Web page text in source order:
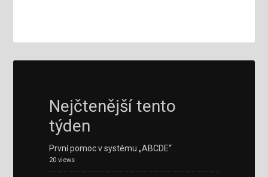
Nejčtenější tento
týden
První pomoc v systému „ABCDE“
20 views